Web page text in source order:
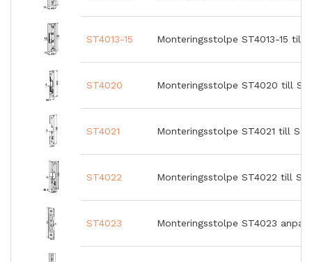
ST4013-15 Monteringsstolpe ST4013-15 till
ST4020 Monteringsstolpe ST4020 till
ST4021 Monteringsstolpe ST4021 till
ST4022 Monteringsstolpe ST4022 till
ST4023 Monteringsstolpe ST4023